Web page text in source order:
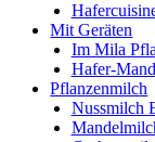
Mit Geräten
Im Mila
Hafer-
Pflanzenmilch
Nussmilch